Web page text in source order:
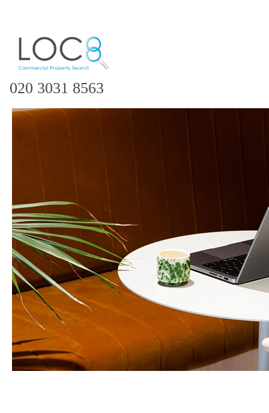
020 3031 8563